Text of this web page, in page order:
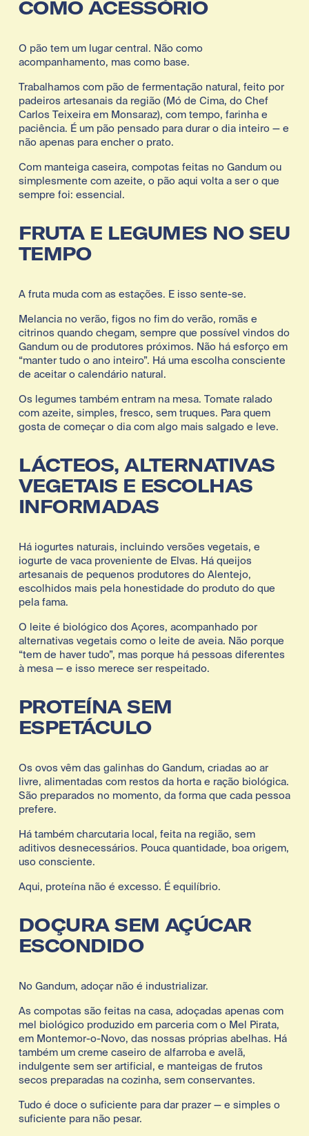
COMO ACESSÓRIO
O pão tem um lugar central. Não como
acompanhamento, mas como base.
Trabalhamos com pão de fermentação natural, feito por
padeiros artesanais da região (Mó de Cima, do Chef
Carlos Teixeira em Monsaraz), com tempo, farinha e
paciência. É um pão pensado para durar o dia inteiro — e
não apenas para encher o prato.
Com manteiga caseira, compotas feitas no Gandum ou
simplesmente com azeite, o pão aqui volta a ser o que
sempre foi: essencial.
FRUTA E LEGUMES NO SEU
TEMPO
A fruta muda com as estações. E isso sente-se.
Melancia no verão, figos no fim do verão, romãs e
citrinos quando chegam, sempre que possível vindos do
Gandum ou de produtores próximos. Não há esforço em
“manter tudo o ano inteiro”. Há uma escolha consciente
de aceitar o calendário natural.
Os legumes também entram na mesa. Tomate ralado
com azeite, simples, fresco, sem truques. Para quem
gosta de começar o dia com algo mais salgado e leve.
LÁCTEOS, ALTERNATIVAS
VEGETAIS E ESCOLHAS
INFORMADAS
Há iogurtes naturais, incluindo versões vegetais, e
iogurte de vaca proveniente de Elvas. Há queijos
artesanais de pequenos produtores do Alentejo,
escolhidos mais pela honestidade do produto do que
pela fama.
O leite é biológico dos Açores, acompanhado por
alternativas vegetais como o leite de aveia. Não porque
“tem de haver tudo”, mas porque há pessoas diferentes
à mesa — e isso merece ser respeitado.
PROTEÍNA SEM
ESPETÁCULO
Os ovos vêm das galinhas do Gandum, criadas ao ar
livre, alimentadas com restos da horta e ração biológica.
São preparados no momento, da forma que cada pessoa
prefere.
Há também charcutaria local, feita na região, sem
aditivos desnecessários. Pouca quantidade, boa origem,
uso consciente.
Aqui, proteína não é excesso. É equilíbrio.
DOÇURA SEM AÇÚCAR
ESCONDIDO
No Gandum, adoçar não é industrializar.
As compotas são feitas na casa, adoçadas apenas com
mel biológico produzido em parceria com o Mel Pirata,
em Montemor-o-Novo, das nossas próprias abelhas. Há
também um creme caseiro de alfarroba e avelã,
indulgente sem ser artificial, e manteigas de frutos
secos preparadas na cozinha, sem conservantes.
Tudo é doce o suficiente para dar prazer — e simples o
suficiente para não pesar.